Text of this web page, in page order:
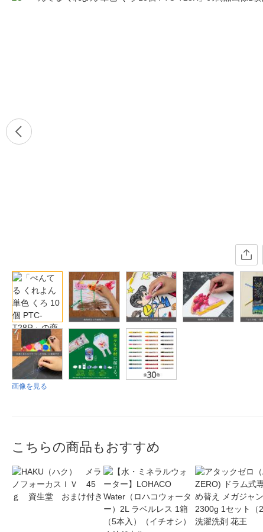
画像を見る
こちらの商品もおすすめ